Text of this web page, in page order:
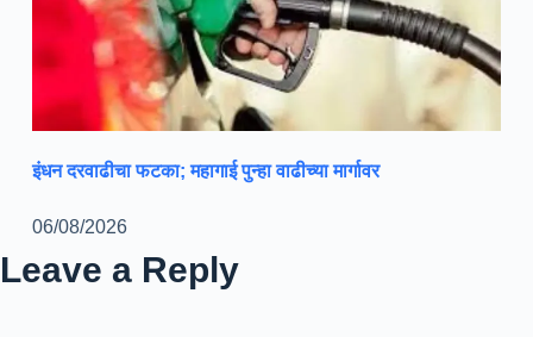
इंधन दरवाढीचा फटका; महागाई पुन्हा वाढीच्या मार्गावर
06/08/2026
Leave a Reply